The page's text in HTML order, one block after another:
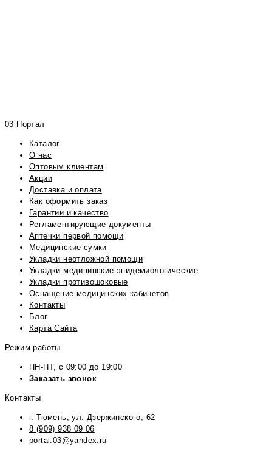
03 Портал
Каталог
О нас
Оптовым клиентам
Акции
Доставка и оплата
Как оформить заказ
Гарантии и качество
Регламентирующие документы
Аптечки первой помощи
Медицинские сумки
Укладки неотложной помощи
Укладки медицинские эпидемиологические
Укладки противошоковые
Оснащение медицинских кабинетов
Контакты
Блог
Карта Сайта
Режим работы
ПН-ПТ, с 09:00 до 19:00
Заказать звонок
Контакты
г. Тюмень, ул. Дзержинского, 62
8 (909) 938 09 06
portal.03@yandex.ru